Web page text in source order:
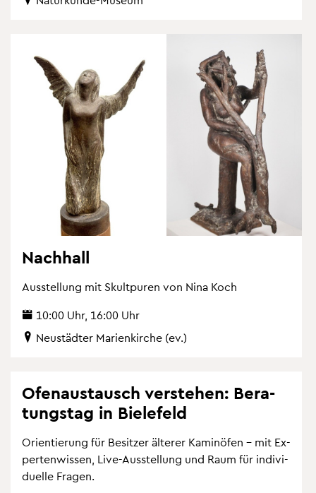
Nach­hall
Aus­stel­lung mit Skultpu­ren von Nina Koch
10:00 Uhr, 16:00 Uhr
Neu­städ­ter Ma­ri­en­kir­che (ev.)
Ofen­aus­tausch ver­ste­hen: Be­ra­
tungs­tag in Bie­le­feld
Ori­en­tie­rung für Be­sit­zer äl­te­rer Ka­min­öfen – mit Ex­
per­ten­wis­sen, Live-Aus­stel­lung und Raum für in­di­vi­
du­el­le Fra­gen.